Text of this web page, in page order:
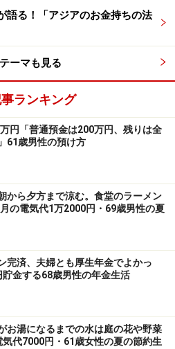
メントは原文に準拠していま
時のものです。現在とはサー
なることがございます
内容の正確性を保証するもの
す。最新の内容をご確認くださ
提供を目的としており、特定の金融
のではありません。
なご判断はご自身の責任において
いては十分に配慮しております
はなく、これに基づく損失・損害
任を負いません。
必ず各金融機関やサービス提供者
ケート（2026/8/31まで）を実施
語る！「アジアのお金持ちの法
ーマも見る
ランキング
円「普通預金は200万円、残りは全
61歳男性の預け方
から夕方まで涼む。食堂のラーメン
の電気代1万2000円・69歳男性の夏
完済、夫婦とも厚生年金でよかっ
金する68歳男性の年金生活
お湯になるまでの水は庭の花や野菜
気代7000円・61歳女性の夏の節約生